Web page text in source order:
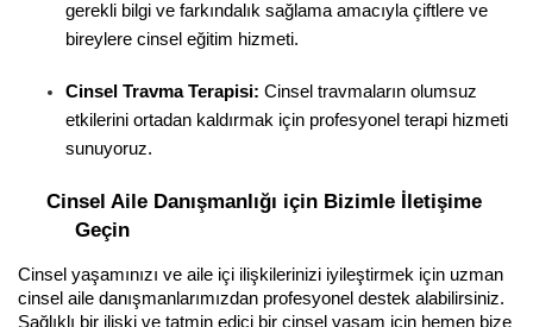
gerekli bilgi ve farkındalık sağlama amacıyla çiftlere ve
bireylere cinsel eğitim hizmeti.
Cinsel Travma Terapisi: Cinsel travmaların olumsuz
etkilerini ortadan kaldırmak için profesyonel terapi hizmeti
sunuyoruz.
Cinsel Aile Danışmanlığı için Bizimle İletişime
Geçin
Cinsel yaşamınızı ve aile içi ilişkilerinizi iyileştirmek için uzman
cinsel aile danışmanlarımızdan profesyonel destek alabilirsiniz.
Sağlıklı bir ilişki ve tatmin edici bir cinsel yaşam için hemen bize